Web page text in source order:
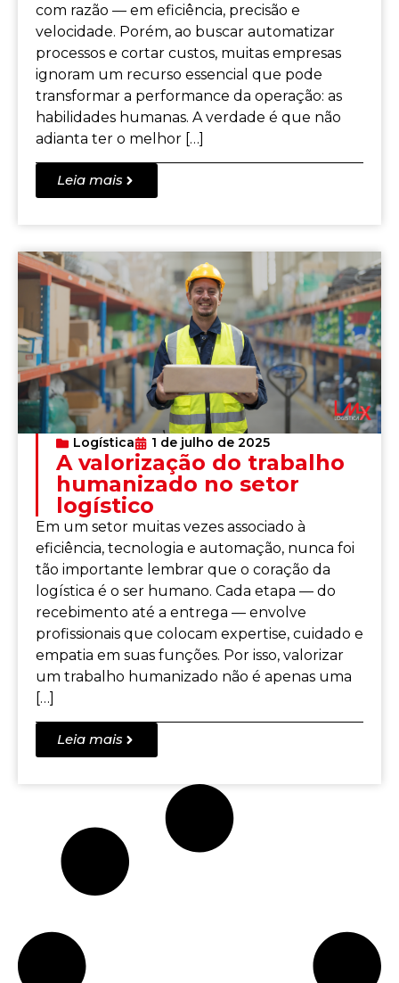
com razão — em eficiência, precisão e
velocidade. Porém, ao buscar automatizar
processos e cortar custos, muitas empresas
ignoram um recurso essencial que pode
transformar a performance da operação: as
habilidades humanas. A verdade é que não
adianta ter o melhor […]
Leia mais
Logística 1 de julho de 2025
A valorização do trabalho
humanizado no setor
logístico
Em um setor muitas vezes associado à
eficiência, tecnologia e automação, nunca foi
tão importante lembrar que o coração da
logística é o ser humano. Cada etapa — do
recebimento até a entrega — envolve
profissionais que colocam expertise, cuidado e
empatia em suas funções. Por isso, valorizar
um trabalho humanizado não é apenas uma
[…]
Leia mais